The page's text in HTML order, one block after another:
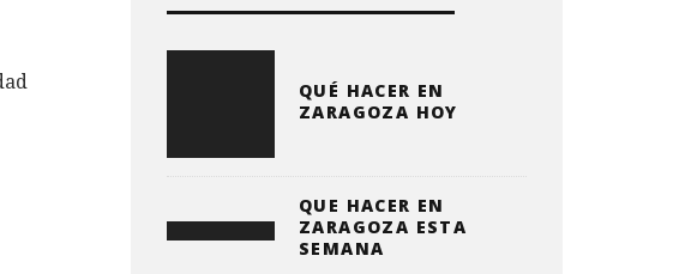
QUÉ HACER EN
ZARAGOZA HOY
QUE HACER EN
ZARAGOZA ESTA
SEMANA